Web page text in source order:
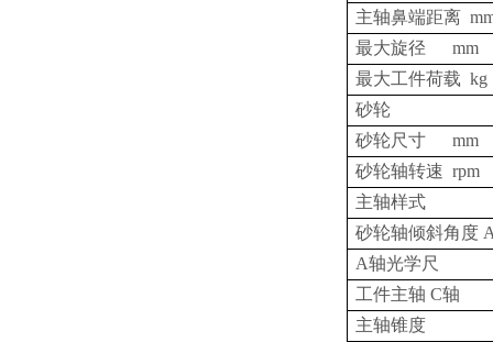
主轴鼻端距离
最大旋径 mm
最大工件荷载 kg
砂轮
砂轮尺寸 mm
砂轮轴转速 rpm
主轴样式
砂轮轴倾斜角度
A轴光学尺
工件主轴 C轴
主轴锥度